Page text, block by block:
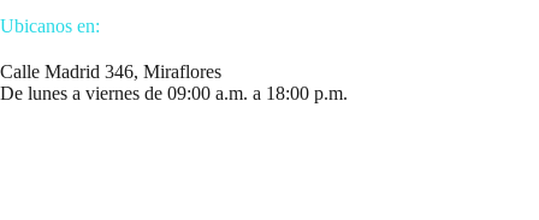
Ubicanos en:
Calle Madrid 346, Miraflores
De lunes a viernes de 09:00 a.m. a 18:00 p.m.